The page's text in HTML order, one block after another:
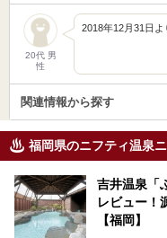
20代 男
性
2018年12月31日
関連情報から探す
福岡県のニフティ温泉
吉井温泉「
レビュー！
【福岡】